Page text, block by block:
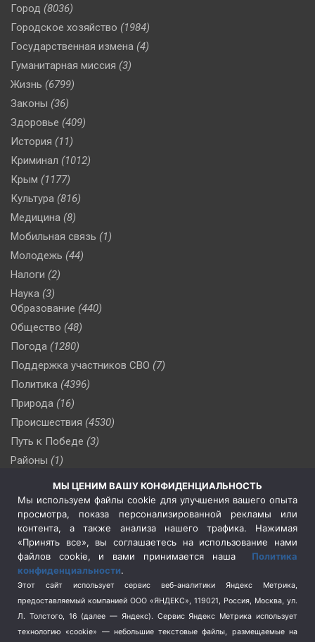
Город (8036)
Городское хозяйство (1984)
Государственная измена (4)
Гуманитарная миссия (3)
Жизнь (6799)
Законы (36)
Здоровье (409)
История (11)
Криминал (1012)
Крым (1177)
Культура (816)
Медицина (8)
Мобильная связь (1)
Молодежь (44)
Налоги (2)
Наука (3)
Образование (440)
Общество (48)
Погода (1280)
Поддержка участников СВО (7)
Политика (4396)
Природа (16)
Происшествия (4530)
Путь к Победе (3)
Районы (1)
(510)
Сельское хозяйство (3)
Социальная политика
(3)
Спецоперация в Украине
Спецоперация на Украине
(404)
Спорт (740)
Терроризм (1)
Транспорт (262)
МЫ ЦЕНИМ ВАШУ КОНФИДЕНЦИАЛЬНОСТЬ
Мы используем файлы cookie для улучшения вашего опыта
просмотра, показа персонализированной рекламы или
контента, а также анализа нашего трафика. Нажимая
«Принять все», вы соглашаетесь на использование нами
файлов cookie, и вами принимается наша Политика
конфиденциальности.
Этот сайт использует сервис веб-аналитики Яндекс Метрика,
предоставляемый компанией ООО «ЯНДЕКС», 119021, Россия, Москва, ул.
Л. Толстого, 16 (далее — Яндекс). Сервис Яндекс Метрика использует
технологию «cookie» — небольшие текстовые файлы, размещаемые на